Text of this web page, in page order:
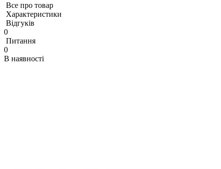
Все про товар
Характеристики
Відгуків
0
Питання
0
В наявності